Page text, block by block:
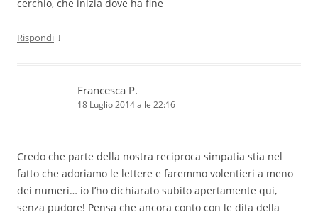
cerchio, che inizia dove ha fine
Rispondi ↓
Francesca P.
18 Luglio 2014 alle 22:16
Credo che parte della nostra reciproca simpatia stia nel
fatto che adoriamo le lettere e faremmo volentieri a meno
dei numeri… io l’ho dichiarato subito apertamente qui,
senza pudore! Pensa che ancora conto con le dita della